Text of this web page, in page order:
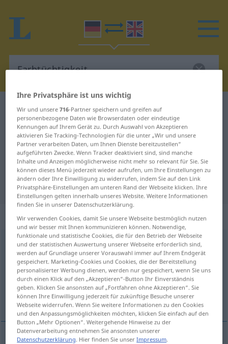
Deutsch-Englisch Wörterbuch Farbtüchtigkeit
Deutsch-Englisch Übersetzung für
"Farbtüchtigkeit"
"Farbtüchtigkeit" Englisch
Übersetzung
„Farbtüchtigkeit“: Femininum
Farbtüchtigkeitf
Übersicht aller Übersetzungen
(Für mehr Details die Übersetzung anklicken/antippen)
acuity of colour perception
Ihre Privatsphäre ist uns wichtig
Wir und unsere716-Partner speichern und greifen auf
personenbezogene Daten wie Browserdaten oder eindeutige
Kennungen auf Ihrem Gerät zu. Durch Auswahl von Akzeptieren
aktivieren Sie Tracking-Technologien für die unter „Wir und unsere
Partner verarbeiten Daten, um Ihnen Dienste bereitzustellen“
aufgeführten Zwecke. Wenn Tracker deaktiviert sind, sind manche
Inhalte und Anzeigen möglicherweise nicht mehr so relevant für Sie. Sie
können dieses Menü jederzeit wieder aufrufen, um Ihre Einstellungen zu
ändern oder Ihre Einwilligung zu widerrufen, indem Sie auf den Link
Privatsphäre-Einstellungen am unteren Rand der Webseite klicken. Ihre
Einstellungen gelten innerhalb unseres Website. Weitere Informationen
finden Sie in unserer Datenschutzerklärung.
Wir verwenden Cookies, damit Sie unsere Webseite bestmöglich nutzen
und wir besser mit Ihnen kommunizieren können. Notwendige,
funktionale und statistische Cookies, die für den Betrieb der Webseite
und der statistischen Auswertung unserer Webseite erforderlich sind,
werden auf Grundlage unserer Vorauswahl immer auf Ihrem Endgerät
gespeichert. Marketing-Cookies und Cookies, die der Bereitstellung
personalisierter Werbung dienen, werden nur gespeichert, wenn Sie uns
durch einen Klick auf den „Akzeptieren“-Button Ihr Einverständnis
geben. Klicken Sie ansonsten auf „Fortfahren ohne Akzeptieren“. Sie
können Ihre Einwilligung jederzeit für zukünftige Besuche unserer
Webseite widerrufen. Wenn Sie weitere Informationen zu den Cookies
und den Anpassungsmöglichkeiten möchten, klicken Sie einfach auf den
Button „Mehr Optionen“. Weitergehende Hinweise zu der
Datenverarbeitung entnehmen Sie ansonsten unserer
Datenschutzerklärung. Hier finden Sie unserImpressum.